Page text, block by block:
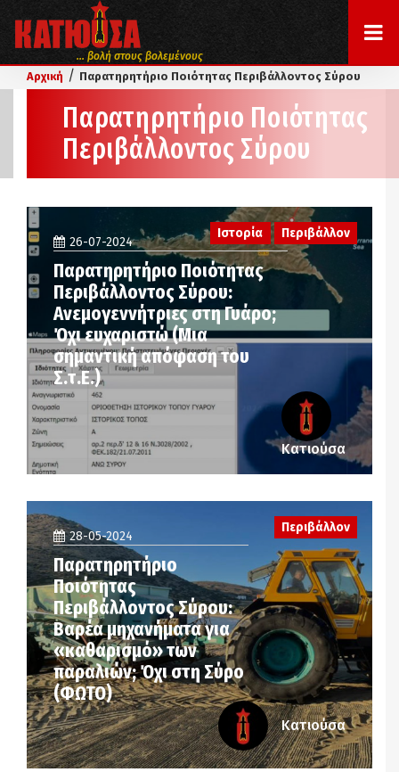
... βολή στους βολεμένους
Αρχική / Παρατηρητήριο Ποιότητας Περιβάλλοντος Σύρου
Παρατηρητήριο Ποιότητας
Περιβάλλοντος Σύρου
Ιστορία Περιβάλλον
26-07-2024
Παρατηρητήριο Ποιότητας
Περιβάλλοντος Σύρου:
Ανεμογεννήτριες στη Γυάρο;
Όχι ευχαριστώ (Μια
σημαντική απόφαση του
Σ.τ.Ε.)
Κατιούσα
28-05-2024
Παρατηρητήριο
Ποιότητας
Περιβάλλοντος Σύρου:
Βαρέα μηχανήματα για
«καθαρισμό» των
παραλιών; Όχι στη Σύρο
(ΦΩΤΟ)
Περιβάλλον
Κατιούσα